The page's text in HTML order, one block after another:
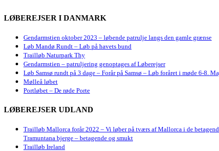
LØBEREJSER I DANMARK
Gendarmstien oktober 2023 – løbende patrulje langs den gamle grænse
Løb Mandø Rundt – Løb på havets bund
Trailløb Naturpark Thy
Gendarmstien – patruljering genoptages af Løberejser
Løb Samsø rundt på 3 dage – Forår på Samsø – Løb foråret i møde 6-8.
Mølleå løbet
Portløbet – De røde Porte
LØBEREJSER UDLAND
Trailløb Mallorca forår 2022 – Vi løber på tværs af Mallorca i de
Tramuntana bjerge – betagende og smukt
Trailløb Ireland